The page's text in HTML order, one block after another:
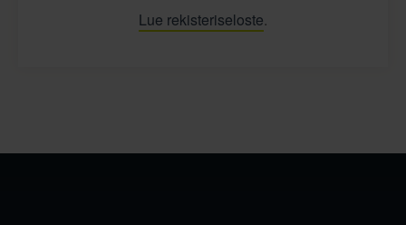
Lue rekisteriseloste.